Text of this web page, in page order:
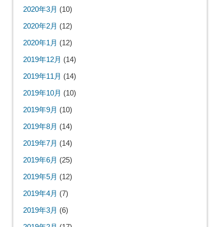
2020年3月 (10)
2020年2月 (12)
2020年1月 (12)
2019年12月 (14)
2019年11月 (14)
2019年10月 (10)
2019年9月 (10)
2019年8月 (14)
2019年7月 (14)
2019年6月 (25)
2019年5月 (12)
2019年4月 (7)
2019年3月 (6)